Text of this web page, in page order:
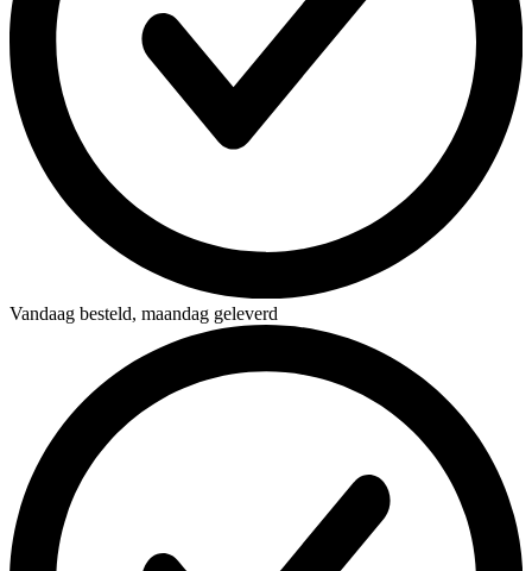
Vandaag besteld, maandag geleverd